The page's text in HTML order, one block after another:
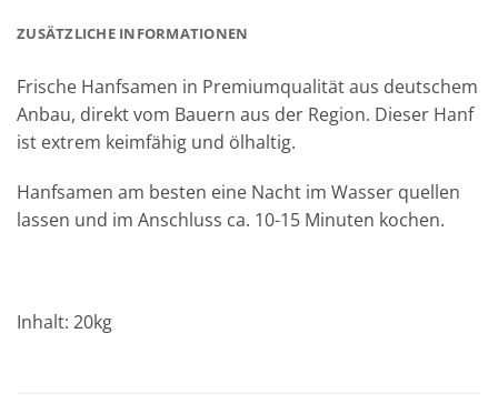
ZUSÄTZLICHE INFORMATIONEN
Frische Hanfsamen in Premiumqualität aus deutschem
Anbau, direkt vom Bauern aus der Region. Dieser Hanf
ist extrem keimfähig und ölhaltig.
Hanfsamen am besten eine Nacht im Wasser quellen
lassen und im Anschluss ca. 10-15 Minuten kochen.
Inhalt: 20kg